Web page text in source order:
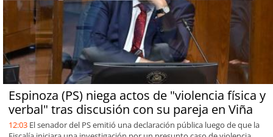
Espinoza (PS) niega actos de "violencia física y
verbal" tras discusión con su pareja en Viña
12:03 El senador del PS emitió una declaración pública luego de que la